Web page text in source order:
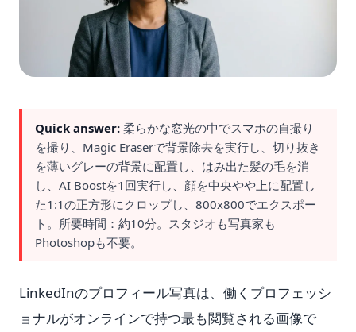
Quick answer: 柔らかな窓光の中でスマホの自撮り
を撮り、Magic Eraserで背景除去を実行し、切り抜き
を薄いグレーの背景に配置し、はみ出た髪の毛を消
し、AI Boostを1回実行し、顔を中央やや上に配置し
た1:1の正方形にクロップし、800x800でエクスポー
ト。所要時間：約10分。スタジオも写真家も
Photoshopも不要。
LinkedInのプロフィール写真は、働くプロフェッシ
ョナルがオンラインで持つ最も閲覧される画像で